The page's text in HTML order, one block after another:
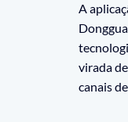
A
virada
canais